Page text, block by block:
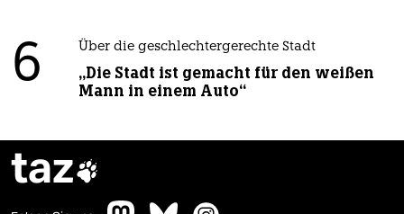
6 Über die geschlechtergerechte Stadt
„Die Stadt ist gemacht für den weißen
Mann in einem Auto“
taz